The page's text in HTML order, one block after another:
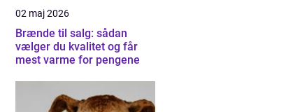
02 maj 2026
Brænde til salg: sådan
vælger du kvalitet og får
mest varme for pengene